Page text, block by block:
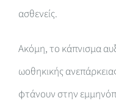
ασθενείς.
Ακόμη, το κάπνισμα
ωοθηκικής
φτάνουν στην